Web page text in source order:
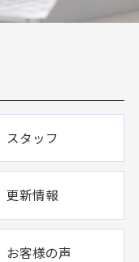
スタッフ
更新情報
お客様の声